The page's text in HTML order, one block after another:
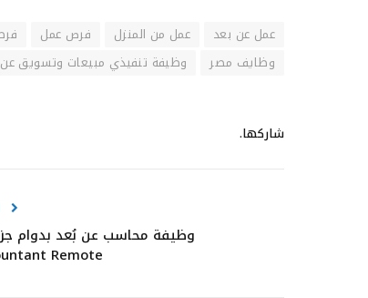
عمل عن بعد عمل من المنزل فرص عمل
وظايف مصر
وظيفة تنفيذي مبيعات وتسويق
شاركها.
وظيفة محاسب عن بُعد بدوام
Remote